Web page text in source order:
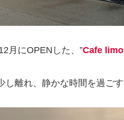
月にOPENした、”Cafe
離れ、静かな時間を過ごす